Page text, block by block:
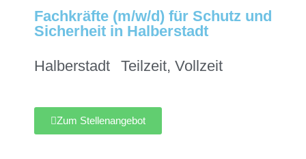
Fachkräfte (m/w/d) für Schutz und
Sicherheit in Halberstadt
Halberstadt Teilzeit, Vollzeit
Zum Stellenangebot